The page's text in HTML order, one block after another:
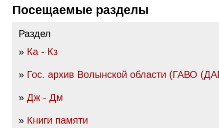
Посещаемые разделы
Раздел
» Ка - Кз
» Гос. архив Волынской области (ГАВО
» Дж - Дм
» Книги памяти